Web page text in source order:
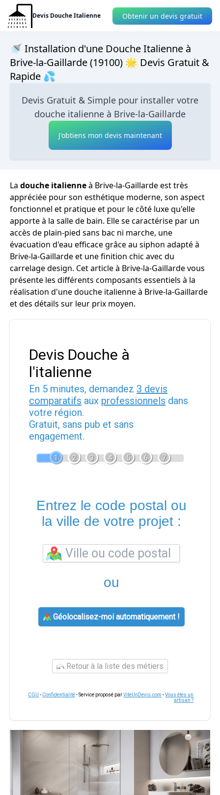
Devis Douche Italienne Obtenir un devis gratuit
🚿 Installation d'une Douche Italienne à
Brive-la-Gaillarde (19100) 🌟 Devis Gratuit &
Rapide 💦
Devis Gratuit & Simple pour installer votre
douche italienne à Brive-la-Gaillarde
J'obtiens mon devis maintenant
La douche italienneà Brive-la-Gaillarde est très
appréciée pour son esthétique moderne, son aspect
fonctionnel et pratique et pour le côté luxe qu'elle
apporte à la salle de bain. Elle se caractérise par un
accès de plain-pied sans bac ni marche, une
évacuation d'eau efficace grâce au siphon adapté à
Brive-la-Gaillarde et une finition chic avec du
carrelage design. Cet article à Brive-la-Gaillarde vous
présente les différents composants essentiels à la
réalisation d'une douche italienne à Brive-la-Gaillarde
et des détails sur leur prix moyen.
Devis Douche à
l'italienne
En 5 minutes, demandez 3 devis
comparatifs aux professionnels dans
votre région.
Gratuit, sans pub et sans
engagement.
1 2 3 4 5 6 7
Entrez le code postal ou
la ville de votre projet :
ou
Géolocalisez-moi automatiquement !
Retour à la liste des métiers
CGU - Confidentialité- Service proposé parViteUnDevis.com -Vous êtes un
artisan ?